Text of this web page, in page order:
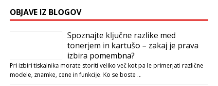
OBJAVE IZ BLOGOV
Spoznajte ključne razlike med
tonerjem in kartušo – zakaj je prava
izbira pomembna?
Pri izbiri tiskalnika morate storiti veliko več kot pa le primerjati različne
modele, znamke, cene in funkcije. Ko se boste …